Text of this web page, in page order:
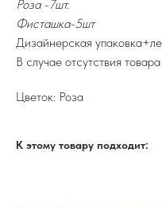
Роза -7шт.
Фисташка-5шт
Дизайнерская
В случае отсутствия
Цветок: Роза
К этому товару подходит: